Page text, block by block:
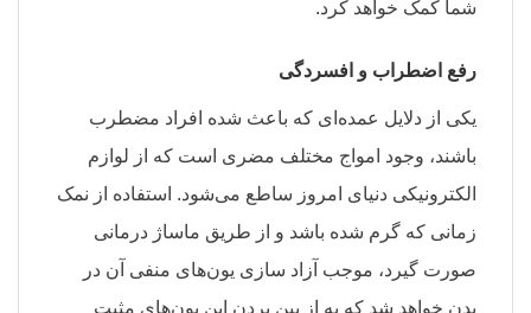
شما کمک خواهد کرد.
رفع اضطراب و افسردگی
یکی از دلایل عمده‌ای که باعث شده افراد مضطرب
باشند، وجود امواج مختلف مضری است که از لوازم
الکترونیکی دنیای امروز ساطع می‌شود. استفاده از نمک
زمانی که گرم شده باشد و از طریق ماساژ درمانی
صورت گیرد، موجب آزاد سازی یون‌های منفی آن در
بدن خواهد شد که به از بین بردن این یون‌های مثبت